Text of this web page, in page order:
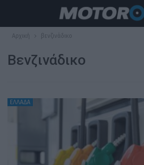
Αρχική βενζινάδικο
Βενζινάδικο
ΕΛΛΑΔΑ